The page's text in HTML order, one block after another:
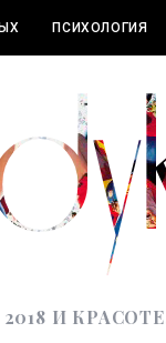
ПСИХОЛОГИЯ
И